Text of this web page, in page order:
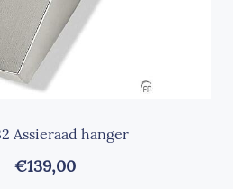
Assieraad hanger
€139,00